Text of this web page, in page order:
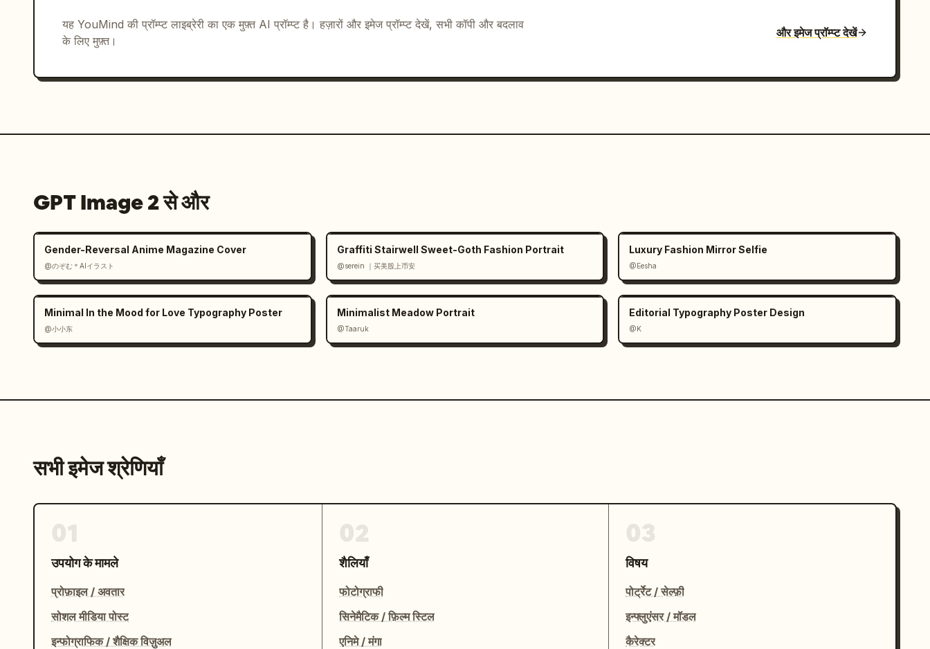
यह YouMind की प्रॉम्प्ट लाइब्रेरी का एक मुफ़्त AI प्रॉम्प्ट है। हज़ारों और इमेज प्रॉम्प्ट देखें, सभी कॉपी और बदलाव
के लिए मुफ़्त।
और इमेज प्रॉम्प्ट देखें
GPT Image 2 से और
Gender-Reversal Anime Magazine Cover
@のぞむ＊AIイラスト
Graffiti Stairwell Sweet-Goth Fashion Portrait
@serein ｜买美股上币安
Luxury Fashion Mirror Selfie
@Eesha
Minimal In the Mood for Love Typography Poster
@小小东
Minimalist Meadow Portrait
@Taaruk
Editorial Typography Poster Design
@K
सभी इमेज श्रेणियाँ
उपयोग के मामले
प्रोफ़ाइल / अवतार
सोशल मीडिया पोस्ट
इन्फोग्राफिक / शैक्षिक विज़ुअल
शैलियाँ
फोटोग्राफी
सिनेमैटिक / फ़िल्म स्टिल
एनिमे / मंगा
विषय
पोर्ट्रेट / सेल्फ़ी
इन्फ्लुएंसर / मॉडल
कैरेक्टर